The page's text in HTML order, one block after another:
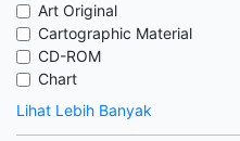
Art Original
Cartographic Material
CD-ROM
Chart
Lihat Lebih Banyak